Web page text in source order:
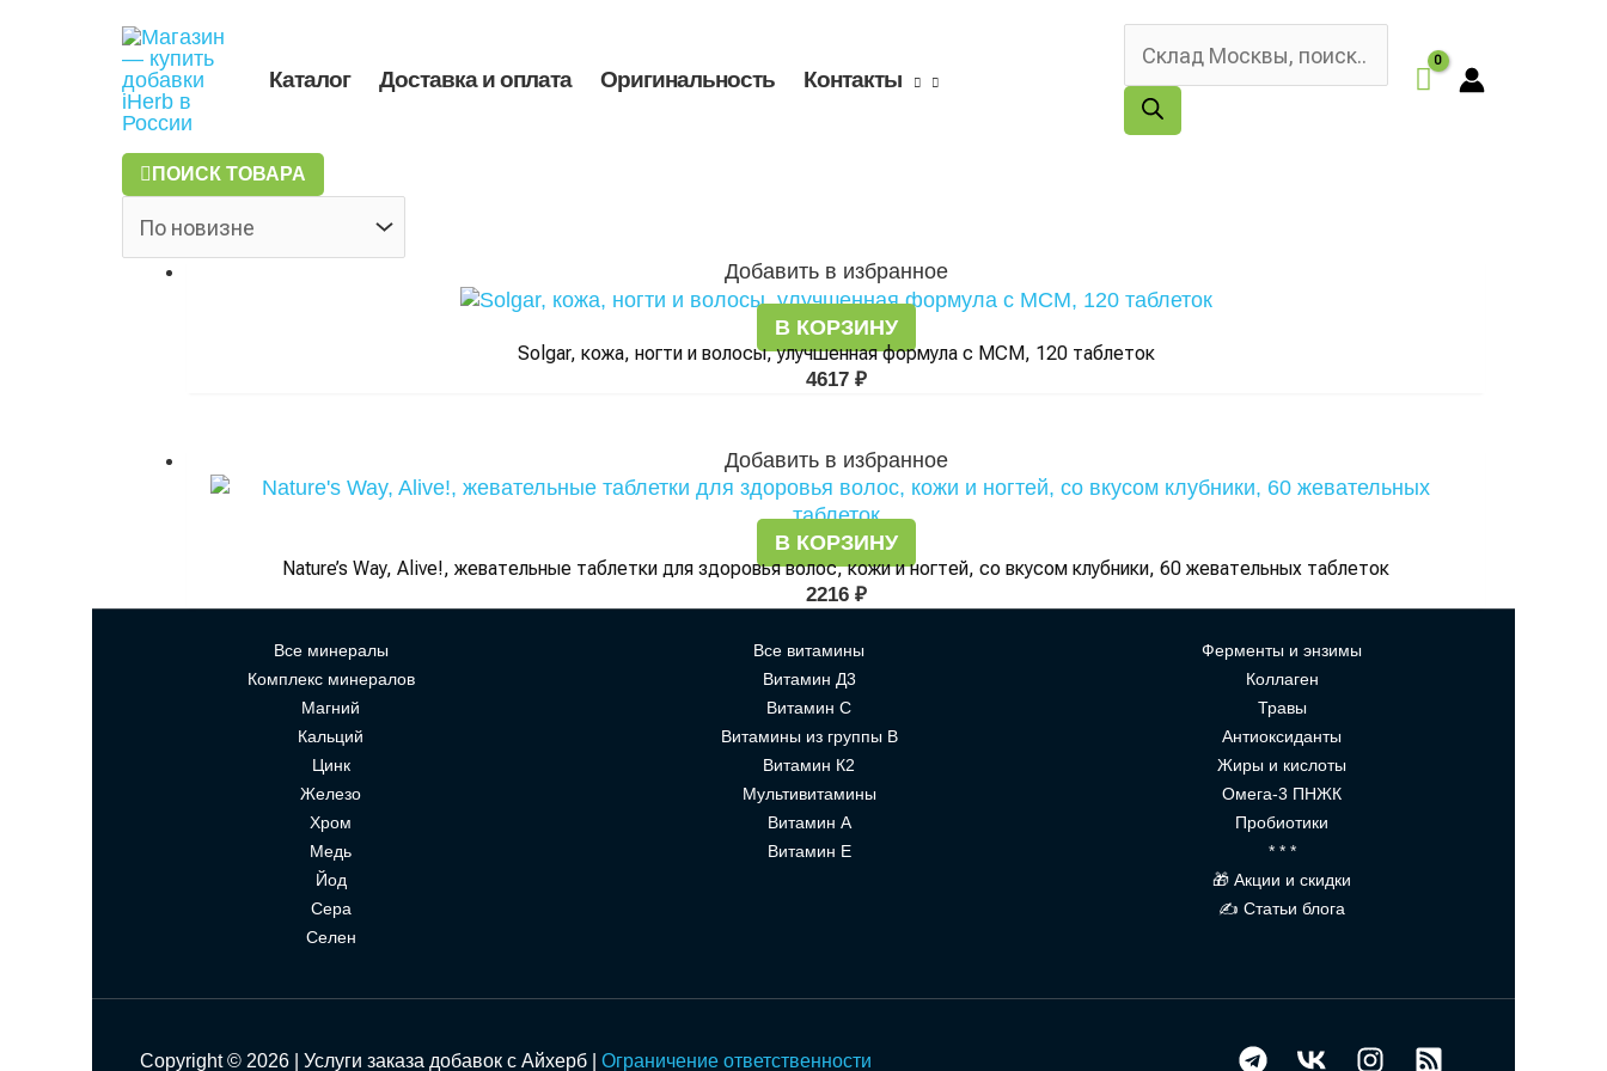
содержимому
Каталог Доставка и оплата Оригинальность Контакты
Поиск
товаров
ПОИСК ТОВАРА
Добавить в избранное
В КОРЗИНУ
Solgar, кожа, ногти и волосы, улучшенная формула с МСМ, 120 таблеток
4617 ₽
Добавить в избранное
В КОРЗИНУ
Nature’s Way, Alive!, жевательные таблетки для здоровья волос, кожи и ногтей, со вкусом клубники, 60 жевательных таблеток
2216 ₽
Все минералы
Комплекс минералов
Магний
Кальций
Цинк
Железо
Хром
Медь
Йод
Сера
Селен
Все витамины
Витамин Д3
Витамин С
Витамины из группы В
Витамин К2
Мультивитамины
Витамин А
Витамин Е
Ферменты и энзимы
Коллаген
Травы
Антиоксиданты
Жиры и кислоты
Омега-3 ПНЖК
Пробиотики
* * *
🎁 Акции и скидки
✍ Статьи блога
Copyright © 2026 | Услуги заказа добавок с Айхерб | Ограничение ответственности
товаров